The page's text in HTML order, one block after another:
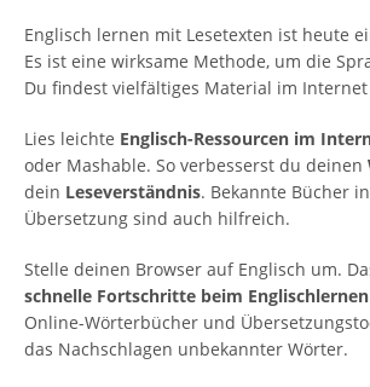
Englisch lernen mit Lesetexten ist heute
Es ist eine wirksame Methode, um die
Du findest vielfältiges Material im
Lies leichte Englisch-Ressourcen im
oder Mashable. So verbesserst du deinen
dein Leseverständnis. Bekannte Bücher
Übersetzung sind auch hilfreich.
Stelle deinen Browser auf Englisch um.
schnelle Fortschritte beim Englischlernen
Online-Wörterbücher und
das Nachschlagen unbekannter Wörter.